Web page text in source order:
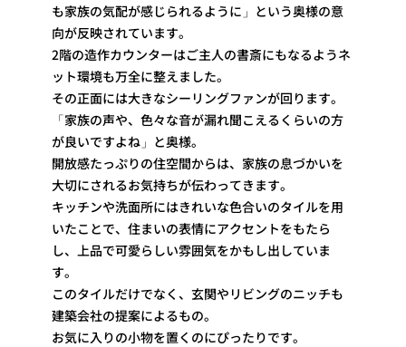
も家族の気配が感じられるように」という奥様の意
向が反映されています。
2階の造作カウンターはご主人の書斎にもなるようネ
ット環境も万全に整えました。
その正面には大きなシーリングファンが回ります。
「家族の声や、色々な音が漏れ聞こえるくらいの方
が良いですよね」と奥様。
開放感たっぷりの住空間からは、家族の息づかいを
大切にされるお気持ちが伝わってきます。
キッチンや洗面所にはきれいな色合いのタイルを用
いたことで、住まいの表情にアクセントをもたら
し、上品で可愛らしい雰囲気をかもし出していま
す。
このタイルだけでなく、玄関やリビングのニッチも
建築会社の提案によるもの。
お気に入りの小物を置くのにぴったりです。